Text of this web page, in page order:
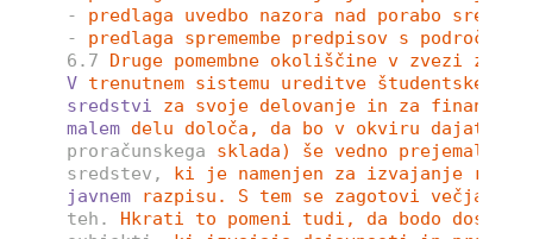
-
predlaga uvedbo nazora nad porabo
-
predlaga spremembe predpisov s področja
6.7
Druge pomembne okoliščine v zvezi z
V trenutnem sistemu ureditve
sredstvi
za svoje delovanje in za
malem delu določa, da bo v okviru dajatve
proračunskega
sklada) še vedno prejemala
sredstev,
ki je namenjen za izvajanje
javnem
razpisu. S tem se zagotovi večja
teh.
Hkrati to pomeni tudi, da bodo